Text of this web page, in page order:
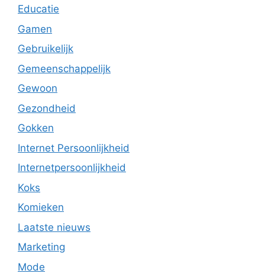
Educatie
Gamen
Gebruikelijk
Gemeenschappelijk
Gewoon
Gezondheid
Gokken
Internet Persoonlijkheid
Internetpersoonlijkheid
Koks
Komieken
Laatste nieuws
Marketing
Mode